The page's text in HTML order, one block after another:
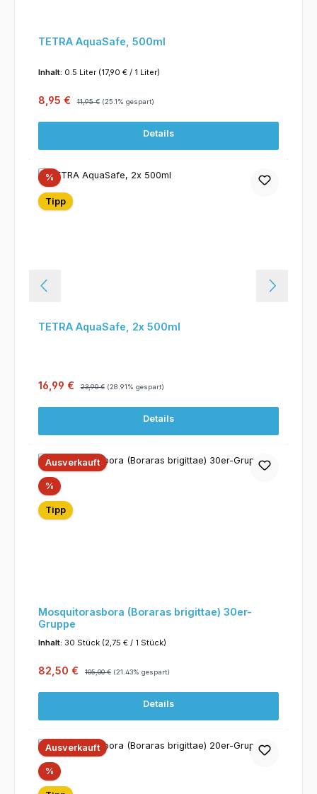
TETRA AquaSafe, 500ml
Inhalt: 0.5 Liter (17,90 € / 1 Liter)
Verkaufspreis:
8,95 € Regulärer Preis:
11,95 € (25.1% gespart)
Details
%Rabatt
Tipp
TETRA AquaSafe, 2x 500ml
Verkaufspreis:
16,99 € 23,90 € (28.91% gespart)
Details
Ausverkauft
%Rabatt
Tipp
Mosquitorasbora (Boraras brigittae) 30er-
Gruppe
Inhalt: 30 Stück (2,75 € / 1 Stück)
Verkaufspreis:
82,50 € 105,00 € (21.43% gespart)
Details
Ausverkauft
%Rabatt